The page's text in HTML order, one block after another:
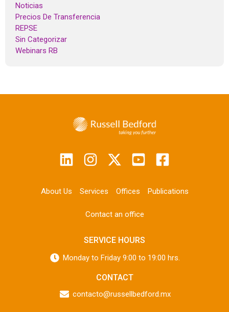
Noticias
Precios De Transferencia
REPSE
Sin Categorizar
Webinars RB
About Us Services Offices Publications
Contact an office
SERVICE HOURS
Monday to Friday 9:00 to 19:00 hrs.
CONTACT
contacto@russellbedford.mx